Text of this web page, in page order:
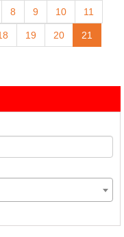
8 9 10 11
19 20 21